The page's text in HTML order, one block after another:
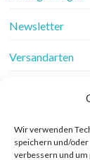
Wir verwenden
speichern und/
verbessern und um
Newsletter
Versandarten
Werbung